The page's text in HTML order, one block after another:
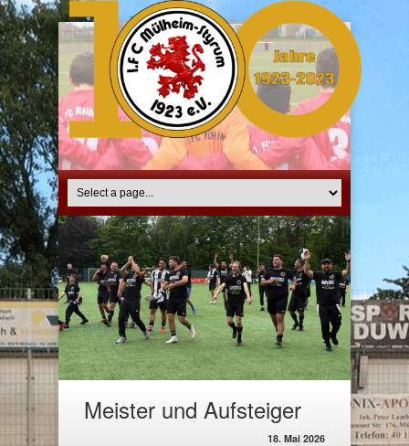
Meister und Aufsteiger
18. Mai 2026